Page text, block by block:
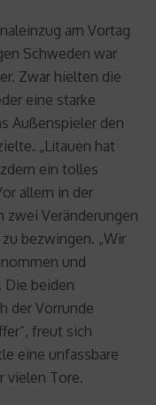
am Vortag
Schweden war
Zwar hielten die
eine starke
Außenspieler den
„Litauen hat
ein tolles
allem in der
zwei Veränderungen
bezwingen. „Wir
und
Die beiden
der Vorrunde
freut sich
eine unfassbare
vielen Tore.